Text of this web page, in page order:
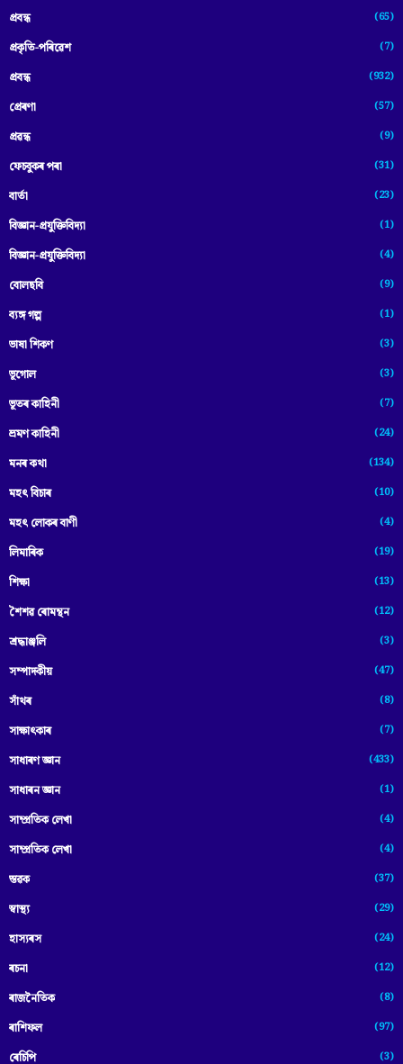
প্রবন্ধ (65)
প্ৰকৃতি-পৰিৱেশ (7)
প্ৰবন্ধ (932)
প্ৰেৰণা (57)
প্ৰৱন্ধ (9)
ফেচবুকৰ পৰা (31)
বাৰ্তা (23)
বিজ্ঞান-প্রযুক্তিবিদ্যা (1)
বিজ্ঞান-প্ৰযুক্তিবিদ্যা (4)
বোলছবি (9)
ব্যঙ্গ গল্প (1)
ভাষা শিকণ (3)
ভূগোল (3)
ভূতৰ কাহিনী (7)
ভ্ৰমণ কাহিনী (24)
মনৰ কথা (134)
মহৎ বিচাৰ (10)
মহৎ লোকৰ বাণী (4)
লিমাৰিক (19)
শিক্ষা (13)
শৈশৱ ৰোমন্থন (12)
শ্ৰদ্ধাঞ্জলি (3)
সম্পাদকীয় (47)
সাঁথৰ (8)
সাক্ষাৎকাৰ (7)
সাধাৰণ জ্ঞান (433)
সাধাৰন জ্ঞান (1)
সাম্প্রতিক লেখা (4)
সাম্প্ৰতিক লেখা (4)
স্তৱক (37)
স্বাস্থ্য (29)
হাস্যৰস (24)
ৰচনা (12)
ৰাজনৈতিক (8)
ৰাশিফল (97)
ৰেচিপি (3)